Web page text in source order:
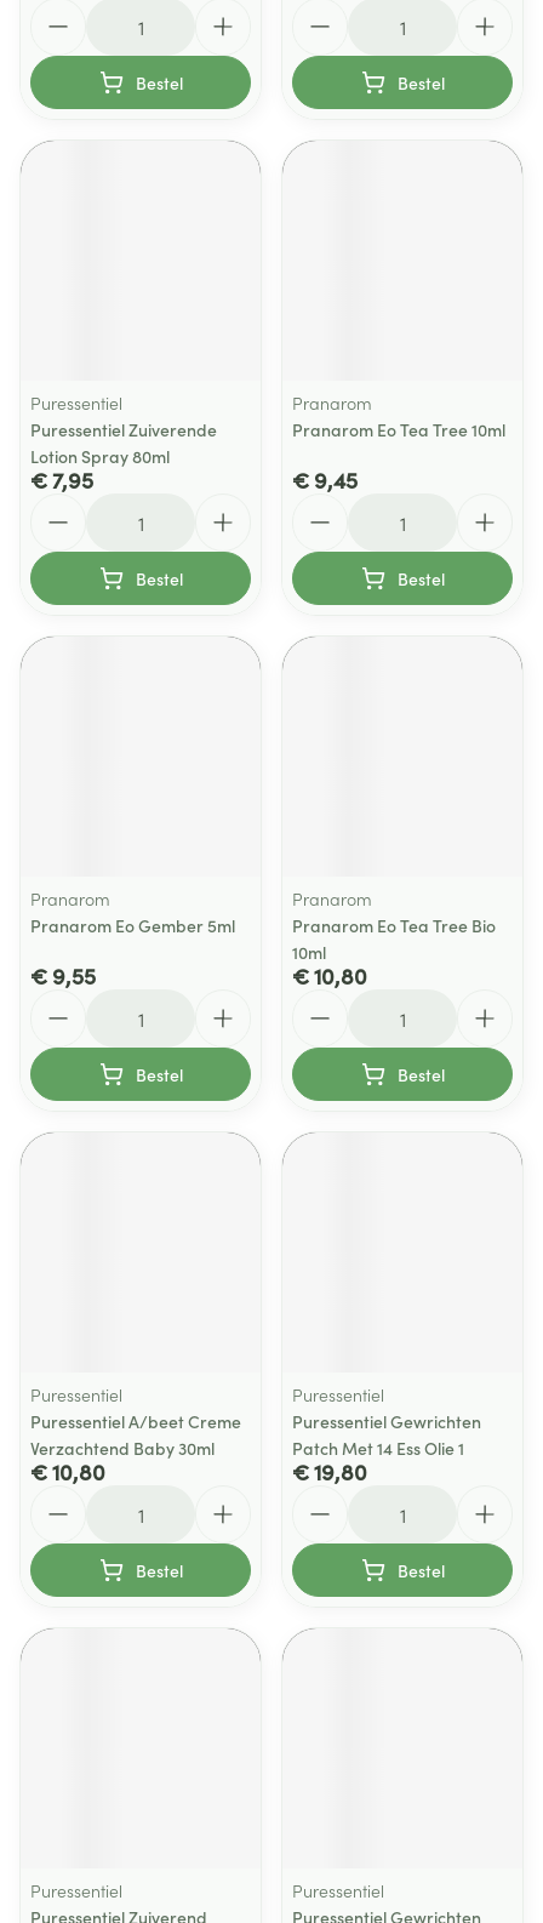
Bestel Bestel
Puressentiel
Puressentiel Zuiverende
Lotion Spray 80ml
€ 7,95
Bestel
Pranarom
Pranarom Eo Tea Tree 10ml
€ 9,45
Bestel
Pranarom
Pranarom Eo Gember 5ml
€ 9,55
Bestel
Pranarom
Pranarom Eo Tea Tree Bio
10ml
€ 10,80
Bestel
Puressentiel
Puressentiel A/beet Creme
Verzachtend Baby 30ml
€ 10,80
Bestel
Puressentiel
Puressentiel Gewrichten
Patch Met 14 Ess Olie 1
€ 19,80
Bestel
Puressentiel
Puressentiel Zuiverend
Puressentiel
Puressentiel Gewrichten